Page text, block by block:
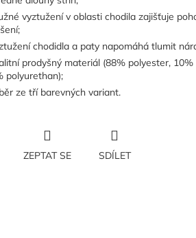
vyztužení v oblasti chodila zajišťuje
chodidla a paty napomáhá tlumit
prodyšný materiál (88% polyester, 10%
polyurethan);
ze tří barevných variant.
ZEPTAT SE SDÍLET